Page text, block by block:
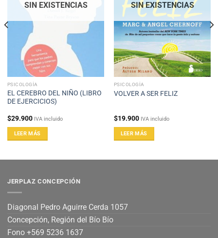
SIN EXISTENCIAS
PSICOLOGÍA
EL CEREBRO DEL NIÑO (LIBRO
DE EJERCICIOS)
$29.900 IVA incluido
LEER MÁS
SIN EXISTENCIAS
PSICOLOGÍA
VOLVER A SER FELIZ
$19.900 IVA incluido
LEER MÁS
JERPLAZ CONCEPCIÓN
Diagonal Pedro Aguirre Cerda 1057
Concepción, Región del Bío Bío
Fono +569 5236 1637